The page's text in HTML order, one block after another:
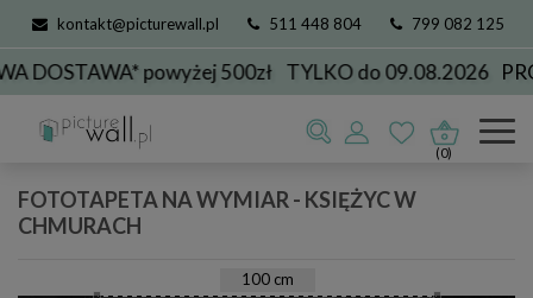
kontakt@picturewall.pl 511 448 804 799 082 125
powyżej 500zł TYLKO do 09.08.2026
(0)
Fototapety
FOTOTAPETA NA WYMIAR - KSIĘŻYC W
CHMURACH
100cm